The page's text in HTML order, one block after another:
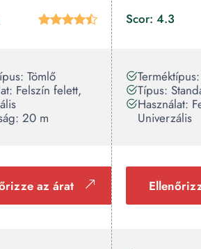
Tömlő
Felszín felett,
20 m
az árat
Scor: 4.3
Típus:
Használat:
Univerzális